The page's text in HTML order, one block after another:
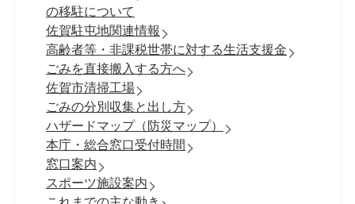
の移駐について
佐賀駐屯地関連情報
高齢者等・非課税世帯に対する生活支援金
ごみを直接搬入する方へ
佐賀市清掃工場
ごみの分別収集と出し方
ハザードマップ（防災マップ）
本庁・総合窓口受付時間
窓口案内
スポーツ施設案内